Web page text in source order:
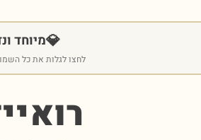
💎מיוחד
לחצו לגלות את כל